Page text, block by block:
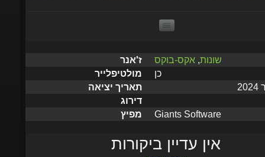
מולטיפלייר
כן
תאריך יציאה
דירוג
מפיץ
אין עדיין ביקורות
הוסף ביקורת